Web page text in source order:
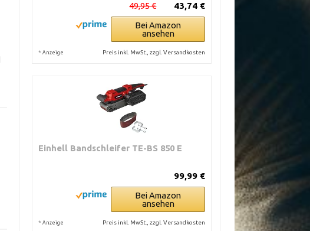
43,74 €
49,95 €
Bei Amazon
ansehen
* Anzeige Preis inkl. MwSt., zzgl. Versandkosten
Einhell Bandschleifer TE-BS 850 E
99,99 €
Bei Amazon
ansehen
* Anzeige Preis inkl. MwSt., zzgl. Versandkosten